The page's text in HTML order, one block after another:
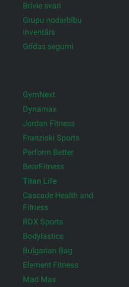
Brīvie svari
Grupu nodarbību
inventārs
Grīdas segumi
GymNext
Dynamax
Jordan Fitness
Franziski Sports
Perform Better
BearFitness
Titan Life
Cascade Health and
Fitness
RDX Sports
Bodylastics
Bulgarian Bag
Element Fitness
Mad Max